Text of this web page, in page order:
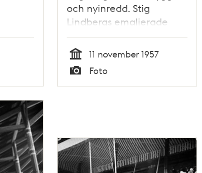
och nyinredd. Stig
Lindbergs emaljerade
bord på läktaren
Tid
11 november 1957
Typ
Foto